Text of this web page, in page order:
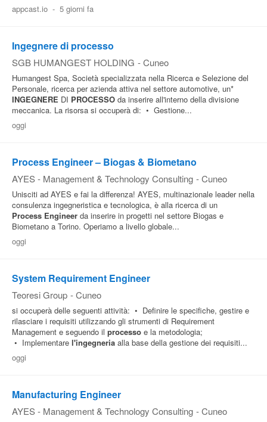
appcast.io - 5 giorni fa
Ingegnere di processo
SGB HUMANGEST HOLDING - Cuneo
Humangest Spa, Società specializzata nella Ricerca e Selezione del
Personale, ricerca per azienda attiva nel settore automotive, un*
INGEGNERE DI PROCESSO da inserire all'interno della divisione
meccanica. La risorsa si occuperà di: • Gestione...
oggi
Process Engineer – Biogas & Biometano
AYES - Management & Technology Consulting - Cuneo
Unisciti ad AYES e fai la differenza! AYES, multinazionale leader nella
consulenza ingegneristica e tecnologica, è alla ricerca di un
Process Engineer da inserire in progetti nel settore Biogas e
Biometano a Torino. Operiamo a livello globale...
oggi
System Requirement Engineer
Teoresi Group - Cuneo
si occuperà delle seguenti attività: • Definire le specifiche, gestire e
rilasciare i requisiti utilizzando gli strumenti di Requirement
Management e seguendo il processo e la metodologia;
• Implementare l'ingegneria alla base della gestione dei requisiti...
oggi
Manufacturing Engineer
AYES - Management & Technology Consulting - Cuneo